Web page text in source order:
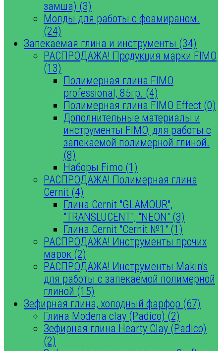
замша) (3)
Молды для работы с фоамираном.
(24)
Запекаемая глина и инструменты (34)
РАСПРОДАЖА! Продукция марки FIMO
(13)
Полимерная глина FIMO
professional, 85гр. (4)
Полимерная глина FIMO Effect (0)
Дополнительные материалы и
инструменты FIMO, для работы с
запекаемой полимерной глиной.
(8)
Наборы Fimo (1)
РАСПРОДАЖА! Полимерная глина
Cernit (4)
Глина Cernit "GLAMOUR",
"TRANSLUCENT", "NEON" (3)
Глина Cernit "Cernit №1" (1)
РАСПРОДАЖА! Инструменты прочих
марок (2)
РАСПРОДАЖА! Инструменты Makin's
для работы с запекаемой полимерной
глиной (15)
Зефирная глина, холодный фарфор (67)
Глина Modena clay (Padico) (2)
Зефирная глина Hearty Clay (Padico)
(2)